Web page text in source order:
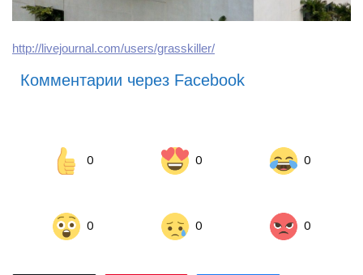
http://livejournal.com/users/grasskiller/
Комментарии через Facebook
0 0 0
0 0 0